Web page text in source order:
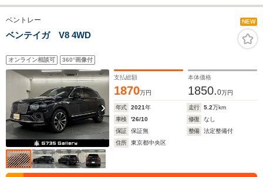
ベントレー NEW
ベンテイガ V8 4WD
オンライン相談可 360°画像付
支払総額
1870万円
本体価格
1850.0万円
年式 2021年 走行 5.2万km
車検
'26/10 修復
なし
保証
保証無 整備
法定整備付
住所
東京都中央区